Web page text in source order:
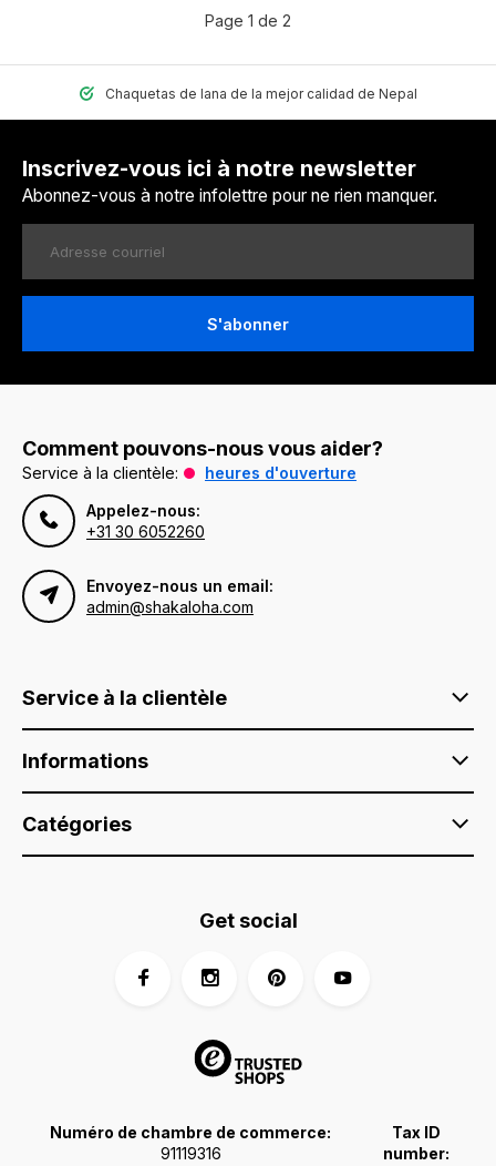
Page 1 de 2
Chaquetas de lana de la mejor calidad de Nepal
Inscrivez-vous ici à notre newsletter
Abonnez-vous à notre infolettre pour ne rien manquer.
S'abonner
Comment pouvons-nous vous aider?
Service à la clientèle:
heures d'ouverture
Appelez-nous:
+31 30 6052260
Envoyez-nous un email:
admin@shakaloha.com
Service à la clientèle
Informations
Catégories
Numéro de chambre de commerce:
91119316
Tax ID
number:
Get social